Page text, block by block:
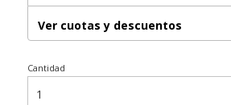
Ver cuotas y descuentos
Cantidad